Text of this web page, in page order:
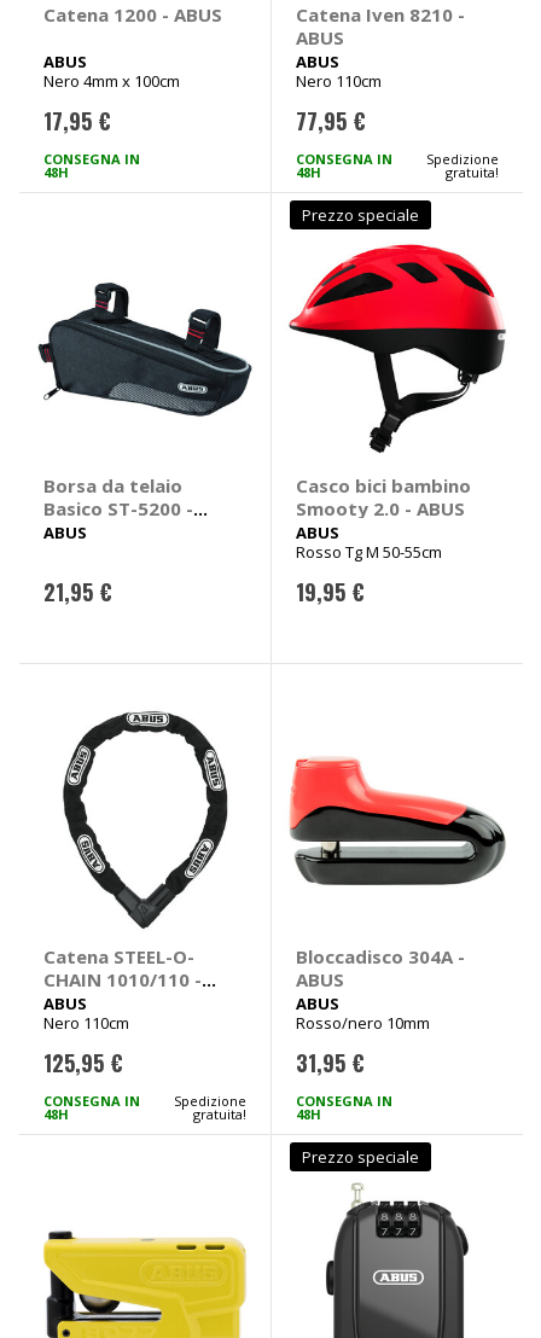
Catena 1200 - ABUS
ABUS
Nero 4mm x 100cm
17,95 €
CONSEGNA IN
48H
Catena Iven 8210 -
ABUS
ABUS
Nero 110cm
77,95 €
CONSEGNA IN
48H
Spedizione
gratuita!
Borsa da telaio
Basico ST-5200 -
ABUS
ABUS
21,95 €
Prezzo speciale
Casco bici bambino
Smooty 2.0 - ABUS
ABUS
Rosso Tg M 50-55cm
19,95 €
Catena STEEL-O-
CHAIN 1010/110 -
ABUS
ABUS
Nero 110cm
125,95 €
CONSEGNA IN
48H
Spedizione
gratuita!
Bloccadisco 304A -
ABUS
ABUS
Rosso/nero 10mm
31,95 €
CONSEGNA IN
48H
Prezzo speciale